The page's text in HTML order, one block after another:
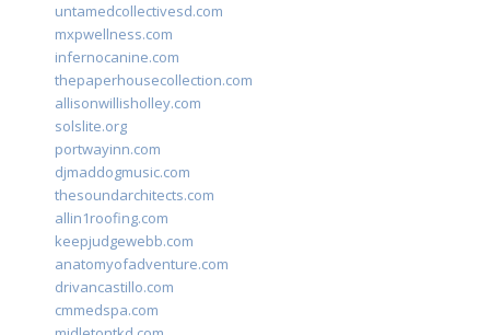
untamedcollectivesd.com
mxpwellness.com
infernocanine.com
thepaperhousecollection.com
allisonwillisholley.com
solslite.org
portwayinn.com
djmaddogmusic.com
thesoundarchitects.com
allin1roofing.com
keepjudgewebb.com
anatomyofadventure.com
drivancastillo.com
cmmedspa.com